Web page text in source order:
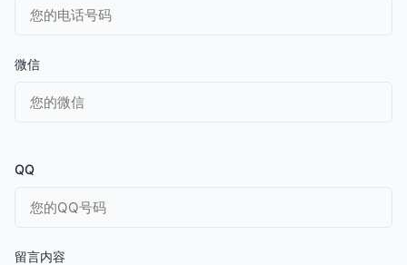
微信
QQ
留言内容